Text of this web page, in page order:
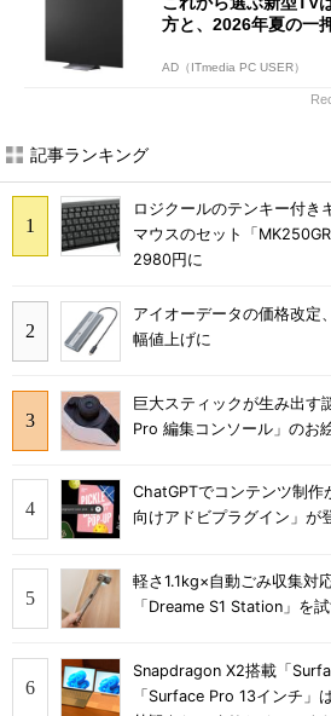
方と、2026年夏の一
AD（ITmedia PC USER）
記事ランキング
ロジクールのテンキー付き
マウスのセット「
2980円に
アイオーデータの価格改定
幅値上げに
巨大スティックが生み出す
Pro 編集コンソール」のお
ChatGPTでコンテンツ制
向けアドビプラグイン」が
軽さ1.1kg×自動ごみ収集対
「Dreame S1 Station」を
Snapdragon X2搭載「
「Surface Pro 13インチ